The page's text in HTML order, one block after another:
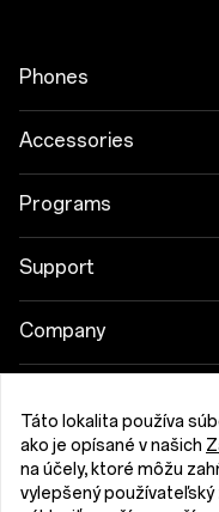
Phones
OnePlus 15
OnePlus 15R
OnePlus Nord 5
Accessories
Tablet
Wearables
Cases & Protection
Power & Cables
Bundles
Programs
Link your OnePlus Devices
Discount Program
Affiliate Program
OnePlus Trade-in
Support
Shopping FAQs
Repair Service
User Manuals
Company
Community
Red Cable Club
Get Support From
Táto lokalita používa
ako je opísané v našich
na účely, ktoré môžu
vylepšený